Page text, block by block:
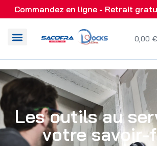
Commandez en ligne - Retrait
0,00 €
Les outils au
votre savoir-